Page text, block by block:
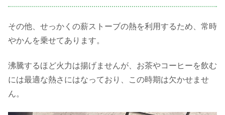
その他、せっかくの薪ストーブの熱を利用するため、常時
やかんを乗せてあります。
沸騰するほど火力は揚げませんが、お茶やコーヒーを飲む
には最適な熱さにはなっており、この時期は欠かせませ
ん。